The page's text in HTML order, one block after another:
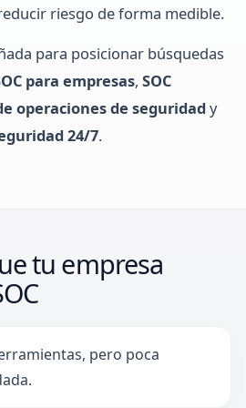
riesgo de forma medible.
para posicionar búsquedas
para empresas, SOC
operaciones de seguridady
24/7.
tu empresa
pero poca